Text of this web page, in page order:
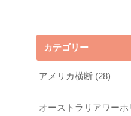
カテゴリー
アメリカ横断 (28)
オーストラリアワーホ